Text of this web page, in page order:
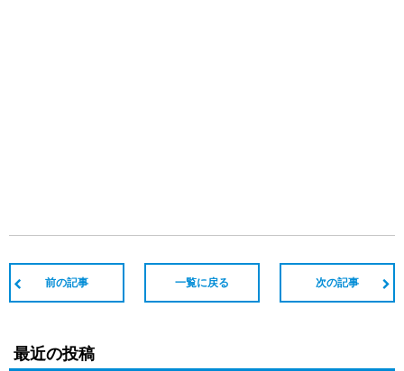
前の記事 一覧に戻る 次の記事
最近の投稿